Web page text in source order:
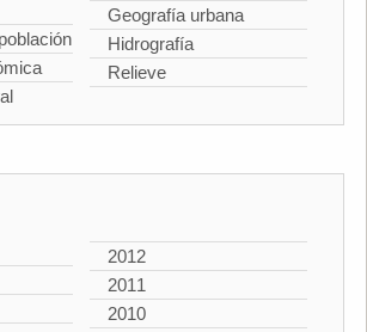
Geografía urbana
Hidrografía
Relieve
2012
2011
2010